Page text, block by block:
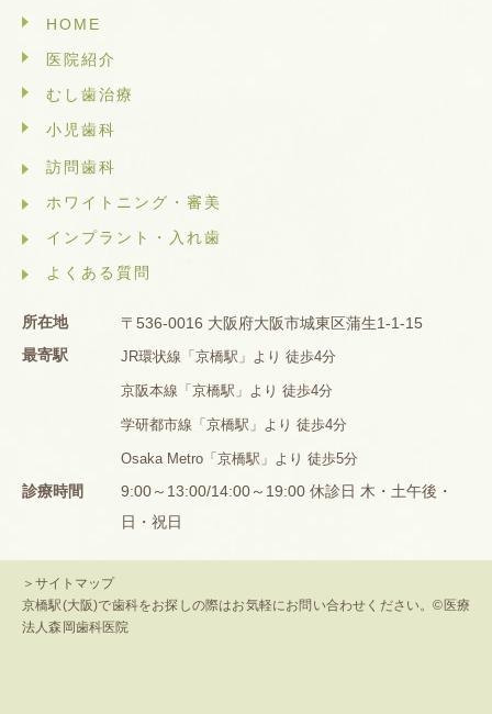
HOME
医院紹介
むし歯治療
小児歯科
訪問歯科
ホワイトニング・審美
インプラント・入れ歯
よくある質問
所在地
〒536-0016 大阪府大阪市城東区蒲生1-1-15
最寄駅
JR環状線「京橋駅」より 徒歩4分
京阪本線「京橋駅」より 徒歩4分
学研都市線「京橋駅」より 徒歩4分
Osaka Metro「京橋駅」より 徒歩5分
診療時間
9:00～13:00/14:00～19:00 休診日 木・土午後・
日・祝日
＞サイトマップ
京橋駅(大阪)で歯科をお探しの際はお気軽にお問い合わせください。©医療
法人森岡歯科医院